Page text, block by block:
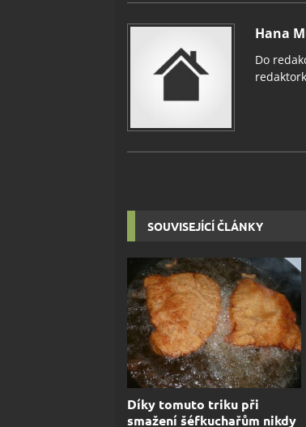
Hana
Do
SOUVISEJÍCÍ ČLÁNKY
Díky tomuto triku při
smažení šéfkuchařům nikdy